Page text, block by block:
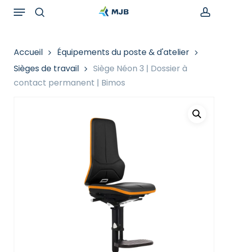
Recherche
Menu
Accueil
Équipements du poste & d'atelier
Sièges de travail
Siège Néon 3 | Dossier à
contact permanent | Bimos